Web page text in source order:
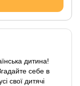
дитина!
себе в
свої дитячі